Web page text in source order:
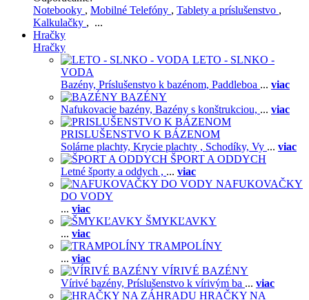
Notebooky , Mobilné Telefóny , Tablety a príslušenstvo ,
Kalkulačky , ...
Hračky
Hračky
LETO - SLNKO -
VODA
Bazény, Príslušenstvo k bazénom, Paddleboa ... viac
BAZÉNY
Nafukovacie bazény, Bazény s konštrukciou, ... viac
PRISLUŠENSTVO K BÁZENOM
Solárne plachty, Krycie plachty , Schodíky, Vy ... viac
ŠPORT A ODDYCH
Letné športy a oddych , ... viac
NAFUKOVAČKY
DO VODY
... viac
ŠMYKĽAVKY
... viac
TRAMPOLÍNY
... viac
VÍRIVÉ BAZÉNY
Vírivé bazény, Príslušenstvo k vírivým ba ... viac
HRAČKY NA